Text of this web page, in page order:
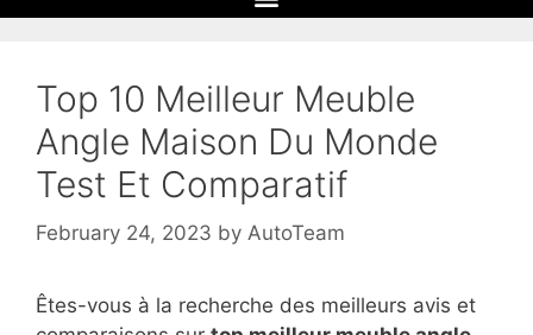
Top 10 Meilleur Meuble
Angle Maison Du Monde
Test Et Comparatif
February 24, 2023 by AutoTeam
Êtes-vous à la recherche des meilleurs avis et